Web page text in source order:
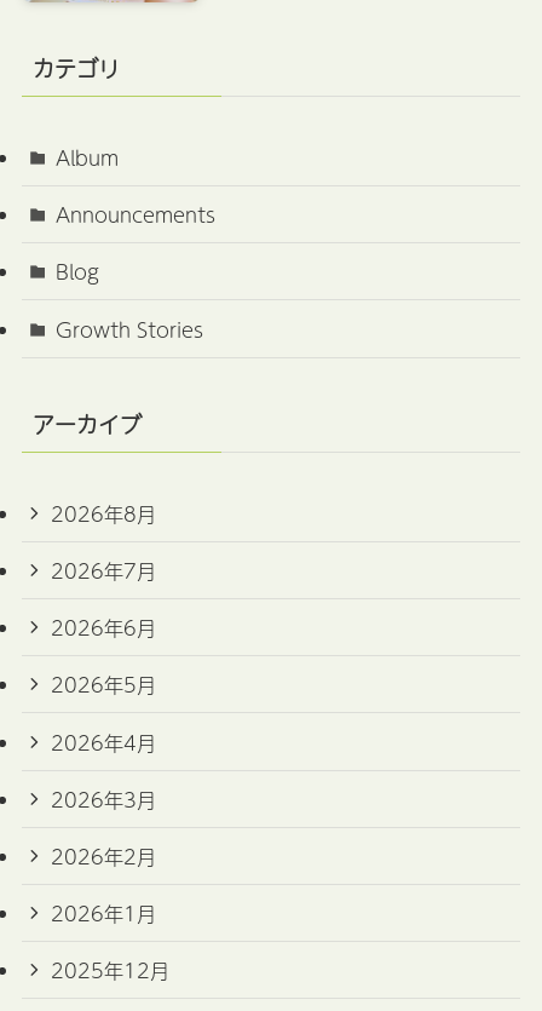
カテゴリ
Album
Announcements
Blog
Growth Stories
アーカイブ
2026年8月
2026年7月
2026年6月
2026年5月
2026年4月
2026年3月
2026年2月
2026年1月
2025年12月